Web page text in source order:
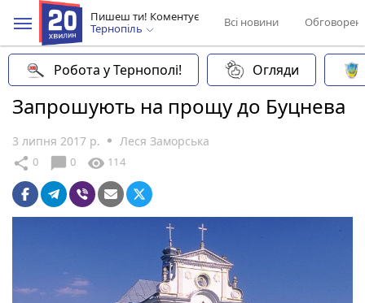
Пишеш ти! Коментує
Тернопіль
Всі новини
Робота у Тернополі! Огляди
Запрошують на прощу до Буцнева
3 липня 2017 р. Леся Заморська
share 0 chat_bubble 0 visibility 114